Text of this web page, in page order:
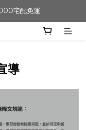
宅配免運
導